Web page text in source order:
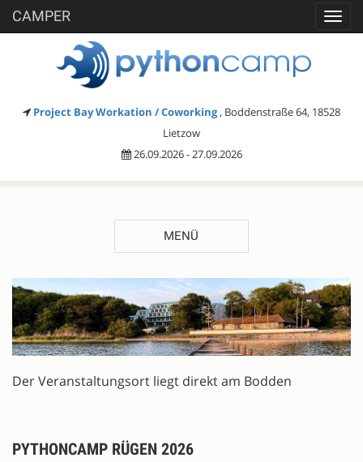
CAMPER
Project Bay Workation / Coworking , Boddenstraße 64, 18528
Lietzow
26.09.2026 - 27.09.2026
MENÜ
Registrieren
BESCHREIBUNG
Der Veranstaltungsort liegt direkt am Bodden
PYTHONCAMP RÜGEN 2026